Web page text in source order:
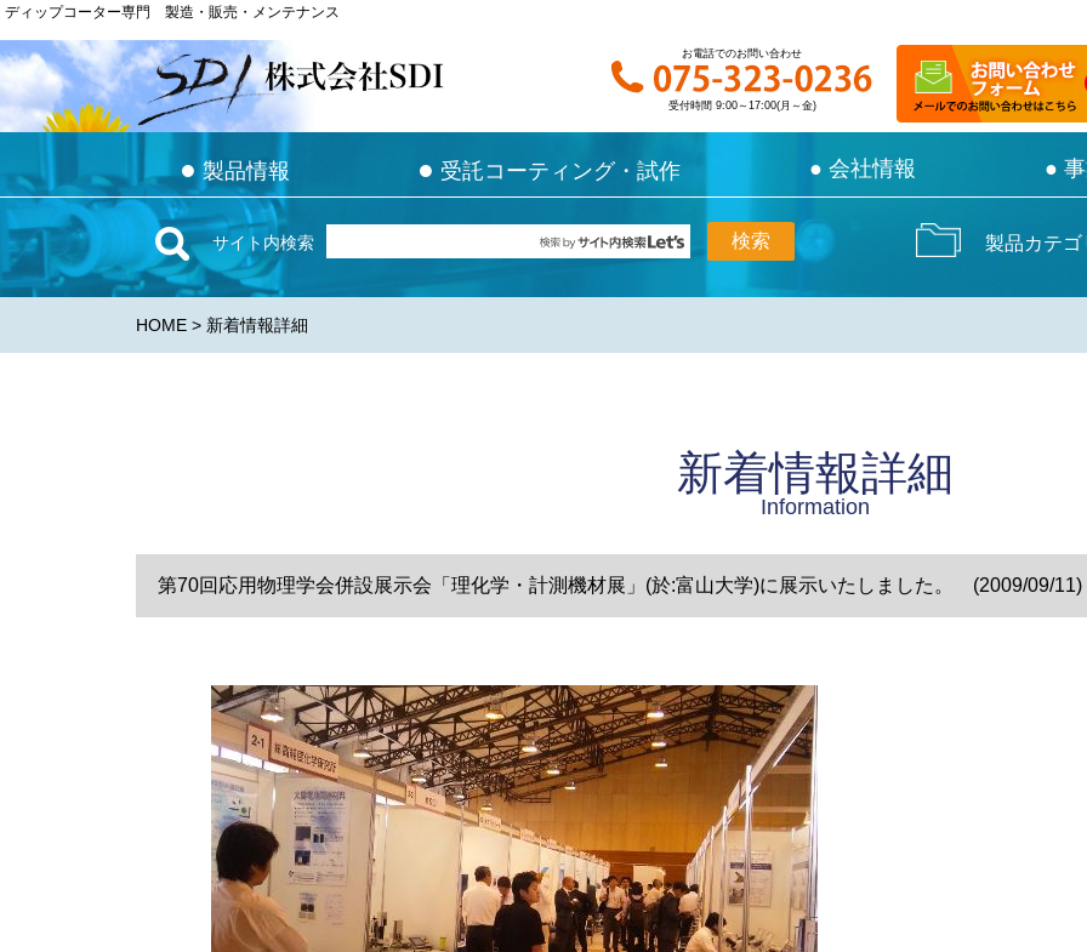
ディップコーター専門 製造・販売・メンテナンス
お電話でのお問い合わせ
受付時間 9:00～17:00(月～金)
● 製品情報 ● 受託コーティング・試作 ● 会社情報 ●
ディップコーター専門 製造・販売・メンテナンス
お電話でのお問い合わせ
受付時間 9:00～17:00(月～金)
● 製品情報 ● 受託コーティング・試作 ● 会社情報 ●
サイト内検索 製品カテゴ
HOME > 新着情報詳細
新着情報詳細
Information
第70回応用物理学会併設展示会「理化学・計測機材展」(於:富山大学)に展示いたしました。 (2009/09/11)